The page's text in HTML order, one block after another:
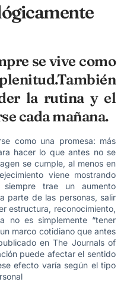
se vive como
la rutina y el
cada mañana.
como una promesa: más
hacer lo que antes no se
se cumple, al menos en
viene mostrando
trae un aumento
parte de las personas, salir
estructura, reconocimiento,
no es simplemente “tener
marco cotidiano que antes
en The Journals of
puede afectar el sentido
efecto varía según el tipo